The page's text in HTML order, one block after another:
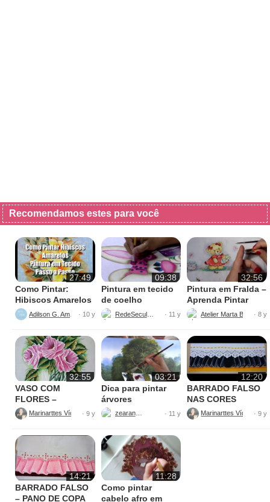
Recomendamos estes para você
27:49
Como Pintar:
Hibiscos Amarelos
· 10 y
09:38
Pintura em tecido
de coelho
RedeSeculo21 · 11 y
32:56
Pintura em Fralda –
Aprenda Pintar
Ursinha
Atelier Marta Beatriz· 8 y
32:55
VASO COM
FLORES –
PINTURAS
· 9 y
03:21
Dica para pintar
árvores
zearantes · 11 y
12:20
BARRADO FALSO
NAS CORES
AMARELO E
PRETO
· 9 y
14:21
BARRADO FALSO
– PANO DE COPA
11:28
Como pintar
cabelo afro em